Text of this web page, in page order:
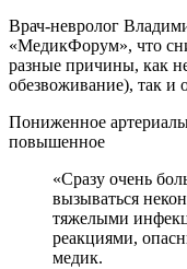
Врач-невролог
«МедикФорум», что
разные причины, как
обезвоживание), так и
Пониженное
повышенное
«Сразу очень большое снижение давления может
вызываться
тяжелыми
реакциями,
медик.